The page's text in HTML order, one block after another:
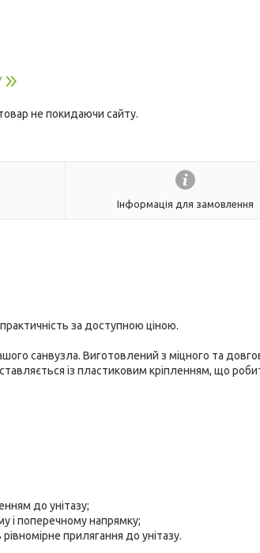
не покидаючи сайту.
Інформація для замовлення
за доступною ціною.
санвузла. Виготовлений з міцного та
із пластиковим кріпленням, що
до унітазу;
і поперечному напрямку;
прилягання до унітазу.